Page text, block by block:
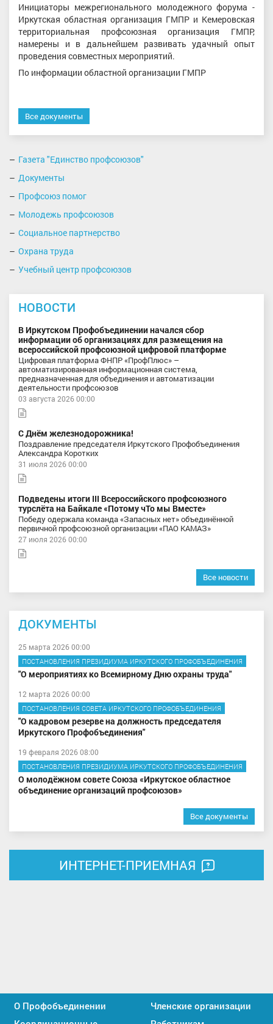
Инициаторы межрегионального молодежного форума -
Иркутская областная организация ГМПР и Кемеровская
территориальная профсоюзная организация ГМПР,
намерены и в дальнейшем развивать удачный опыт
проведения совместных мероприятий.
По информации областной организации ГМПР
Все документы
Газета "Единство профсоюзов"
Документы
Профсоюз помог
Молодежь профсоюзов
Социальное партнерство
Охрана труда
Учебный центр профсоюзов
НОВОСТИ
В Иркутском Профобъединении начался сбор
информации об организациях для размещения на
всероссийской профсоюзной цифровой платформе
Цифровая платформа ФНПР «ПрофПлюс» –
автоматизированная информационная система,
предназначенная для объединения и автоматизации
деятельности профсоюзов
03 августа 2026 00:00
С Днём железнодорожника!
Поздравление председателя Иркутского Профобъединения
Александра Коротких
31 июля 2026 00:00
Подведены итоги III Всероссийского профсоюзного
турслёта на Байкале «Потому чТо мы Вместе»
Победу одержала команда «Запасных нет» объединённой
первичной профсоюзной организации «ПАО КАМАЗ»
27 июля 2026 00:00
Все новости
ДОКУМЕНТЫ
25 марта 2026 00:00
ПОСТАНОВЛЕНИЯ ПРЕЗИДИУМА ИРКУТСКОГО ПРОФОБЪЕДИНЕНИЯ
"О мероприятиях ко Всемирному Дню охраны труда"
12 марта 2026 00:00
ПОСТАНОВЛЕНИЯ СОВЕТА ИРКУТСКОГО ПРОФОБЪЕДИНЕНИЯ
"О кадровом резерве на должность председателя
Иркутского Профобъединения"
19 февраля 2026 08:00
ПОСТАНОВЛЕНИЯ ПРЕЗИДИУМА ИРКУТСКОГО ПРОФОБЪЕДИНЕНИЯ
О молодёжном совете Союза «Иркутское областное
объединение организаций профсоюзов»
Все документы
ИНТЕРНЕТ-ПРИЕМНАЯ
О Профобъединении
Членские организации